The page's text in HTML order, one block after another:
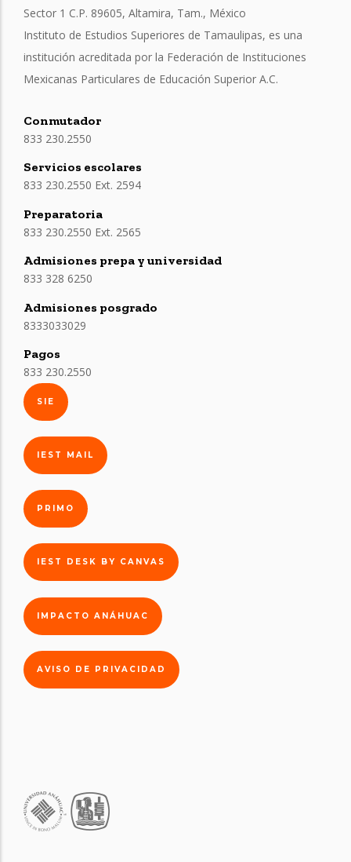
Sector 1 C.P. 89605, Altamira, Tam., México
Instituto de Estudios Superiores de Tamaulipas, es una
institución acreditada por la Federación de Instituciones
Mexicanas Particulares de Educación Superior A.C.
Conmutador
833 230.2550
Servicios escolares
833 230.2550 Ext. 2594
Preparatoria
833 230.2550 Ext. 2565
Admisiones prepa y universidad
833 328 6250
Admisiones posgrado
8333033029
Pagos
833 230.2550
SIE
IEST MAIL
PRIMO
IEST DESK BY CANVAS
IMPACTO ANÁHUAC
AVISO DE PRIVACIDAD